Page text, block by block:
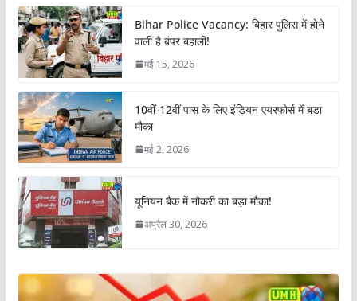
Bihar Police Vacancy: बिहार पुलिस में होने
वाली है बंपर बहाली!
मई 15, 2026
10वीं-12वीं पास के लिए इंडियन एयरफोर्स में बड़ा
मौका
मई 2, 2026
यूनियन बैंक में नौकरी का बड़ा मौका!
अप्रैल 30, 2026